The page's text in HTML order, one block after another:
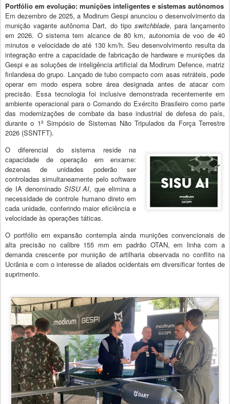
Portfólio em evolução: munições inteligentes e sistemas autônomos
Em dezembro de 2025, a Modirum Gespi anunciou o desenvolvimento da
munição vagante autônoma Dart, do tipo switchblade, para lançamento
em 2026. O sistema tem alcance de 80 km, autonomia de voo de 40
minutos e velocidade de até 130 km/h. Seu desenvolvimento resulta da
integração entre a capacidade de fabricação de hardware e munições da
Gespi e as soluções de inteligência artificial da Modirum Defence, matriz
finlandesa do grupo. Lançado de tubo compacto com asas retráteis, pode
operar em modo espera sobre área designada antes de atacar com
precisão. Essa tecnologia foi inclusive demonstrada recentemente em
ambiente operacional para o Comando do Exército Brasileiro como parte
das modernizações de combate da base industrial de defesa do país,
durante o 1º Simpósio de Sistemas Não Tripulados da Força Terrestre
2026 (SSNTFT).
O diferencial do sistema reside na
capacidade de operação em enxame:
dezenas de unidades poderão ser
controladas simultaneamente pelo software
de IA denominado SISU AI, que elimina a
necessidade de controle humano direto em
cada unidade, conferindo maior eficiência e
velocidade às operações táticas.
O portfólio em expansão contempla ainda munições convencionais de
alta precisão no calibre 155 mm em padrão OTAN, em linha com a
demanda crescente por munição de artilharia observada no conflito na
Ucrânia e com o interesse de aliados ocidentais em diversificar fontes de
suprimento.